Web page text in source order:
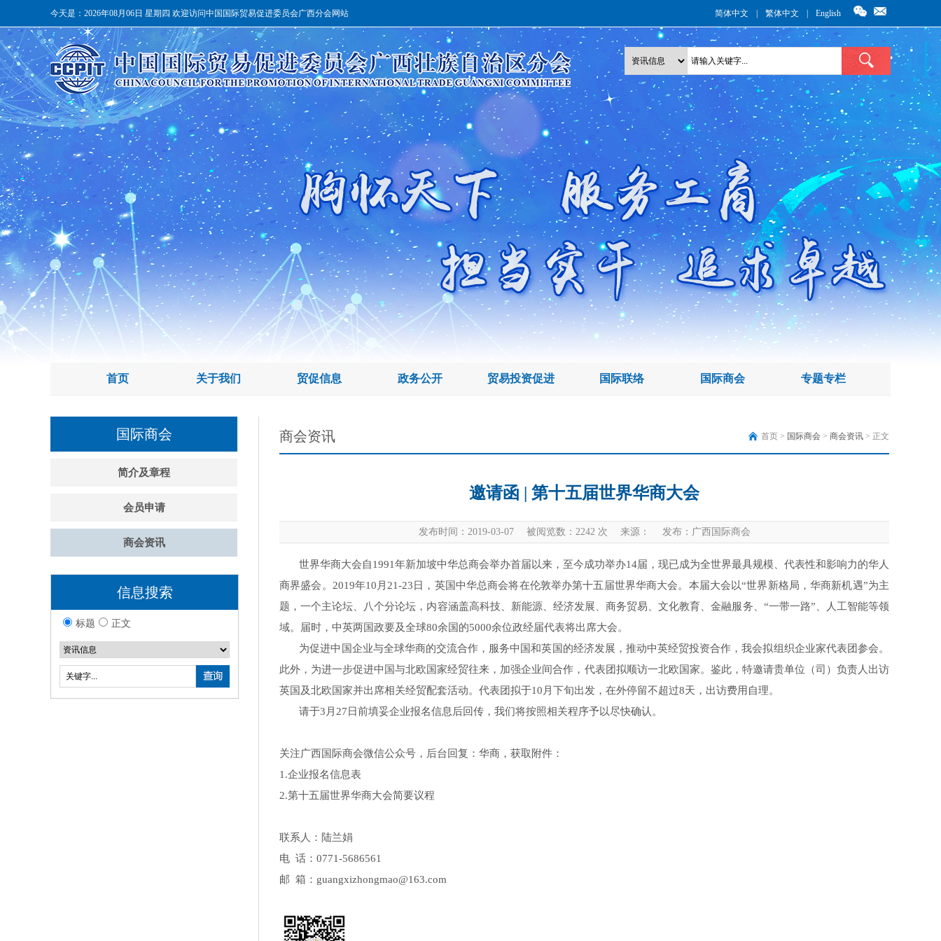
简体中文 繁体中文 English
今天是： 2026年08月06日 星期四 欢迎访问中国国际贸易促进委员会广西分会网站
首页 关于我们 贸促信息 政务公开 贸易投资促进 国际联络 国际商会 专题专栏
国际商会
简介及章程
会员申请
商会资讯
信息搜索
标题 正文
首页 > 国际商会 > 商会资讯 > 正文
商会资讯
邀请函 | 第十五届世界华商大会
发布时间：2019-03-07 被阅览数： 2242次 来源： 发布：广西国际商会
世界华商大会自1991年新加坡中华总商会举办首届以来，至今成功举办14届，现已成为全世界最具规模、代表性和影响力的华人
商界盛会。2019年10月21-23日，英国中华总商会将在伦敦举办第十五届世界华商大会。本届大会以“世界新格局，华商新机遇”为主
题，一个主论坛、八个分论坛，内容涵盖高科技、新能源、经济发展、商务贸易、文化教育、金融服务、“一带一路”、人工智能等领
域。届时，中英两国政要及全球80余国的5000余位政经届代表将出席大会。
为促进中国企业与全球华商的交流合作，服务中国和英国的经济发展，推动中英经贸投资合作，我会拟组织企业家代表团参会。
此外，为进一步促进中国与北欧国家经贸往来，加强企业间合作，代表团拟顺访一北欧国家。鉴此，特邀请贵单位（司）负责人出访
英国及北欧国家并出席相关经贸配套活动。代表团拟于10月下旬出发，在外停留不超过8天，出访费用自理。
请于3月27日前填妥企业报名信息后回传，我们将按照相关程序予以尽快确认。
关注广西国际商会微信公众号，后台回复：华商，获取附件：
1.企业报名信息表
2.第十五届世界华商大会简要议程
联系人：陆兰娟
电 话：0771-5686561
邮 箱：guangxizhongmao@163.com